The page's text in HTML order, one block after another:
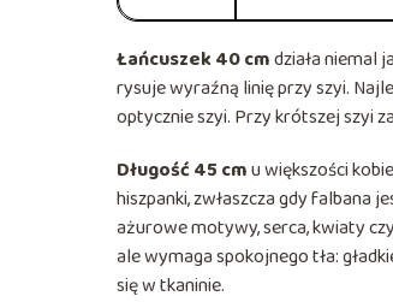
Łańcuszek 40 cmdziała niemal
rysuje wyraźną linię przy szyi.
optycznie szyi. Przy krótszej szyi
Długość 45 cmu większości
hiszpanki, zwłaszcza gdy falbana
ażurowe motywy, serca, kwiaty
ale wymaga spokojnego tła:
się w tkaninie.